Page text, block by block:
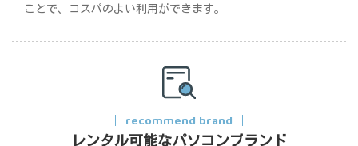
ことで、コスパのよい利用ができます。
recommend brand
レンタル可能なパソコンブランド